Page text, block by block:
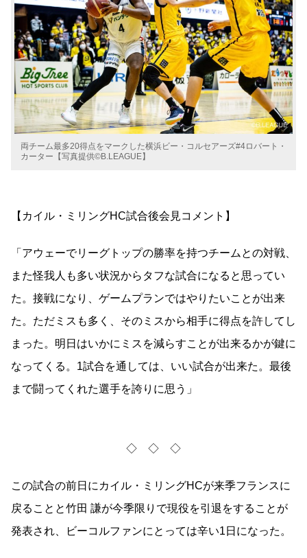
両チーム最多20得点をマークした横浜ビー・コルセアーズ#4ロバート・
カーター【写真提供©B.LEAGUE】
【カイル・ミリングHC試合後会見コメント】
「アウェーでリーグトップの勝率を持つチームとの対戦、
また怪我人も多い状況からタフな試合になると思ってい
た。 接戦になり、ゲームプランではやりたいことが出来
た。ただミスも多く、そのミスから相手に得点を許してし
まった。明日はいかにミスを減らすことが出来るかが鍵に
なってくる。1試合を通しては、いい試合が出来た。最後
まで闘ってくれた選手を誇りに思う」
◇ ◇ ◇
この試合の前日にカイル・ミリングHCが来季フランスに
戻ることと竹田 謙が今季限りで現役を引退をすることが
発表され、ビーコルファンにとっては辛い1日になった。